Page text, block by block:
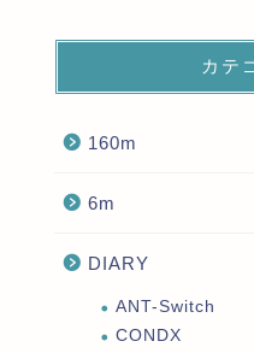
カテ
160m
6m
DIARY
ANT-Switch
CONDX